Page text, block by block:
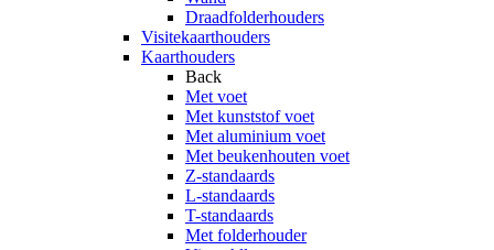
Draadfolderhouders
Visitekaarthouders
Kaarthouders
Back
Met voet
Met kunststof voet
Met aluminium voet
Met beukenhouten voet
Z-standaards
L-standaards
T-standaards
Met folderhouder